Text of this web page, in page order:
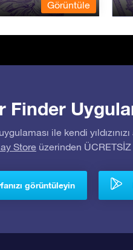
Görüntüle
Finder
ile kendi
Store üzerinden
görüntüleyin